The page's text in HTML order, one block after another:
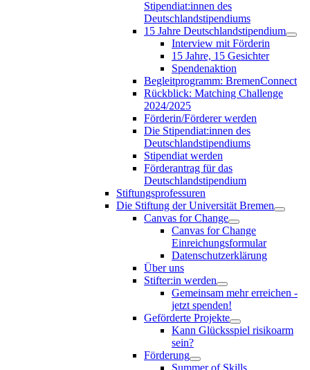
Stipendiat:innen des
Deutschlandstipendiums
15 Jahre Deutschlandstipendium
Interview mit Förderin
15 Jahre, 15 Gesichter
Spendenaktion
Begleitprogramm: BremenConnect
Rückblick: Matching Challenge
2024/2025
Förderin/Förderer werden
Die Stipendiat:innen des
Deutschlandstipendiums
Stipendiat werden
Förderantrag für das
Deutschlandstipendium
Stiftungsprofessuren
Die Stiftung der Universität Bremen
Canvas for Change
Canvas for Change
Einreichungsformular
Datenschutzerklärung
Über uns
Stifter:in werden
Gemeinsam mehr erreichen -
jetzt spenden!
Geförderte Projekte
Kann Glücksspiel risikoarm
sein?
Förderung
Summer of Skills